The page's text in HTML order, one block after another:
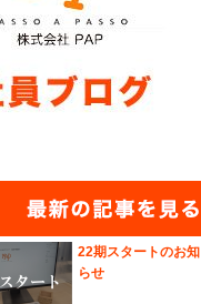
22期スタートのお知
らせ